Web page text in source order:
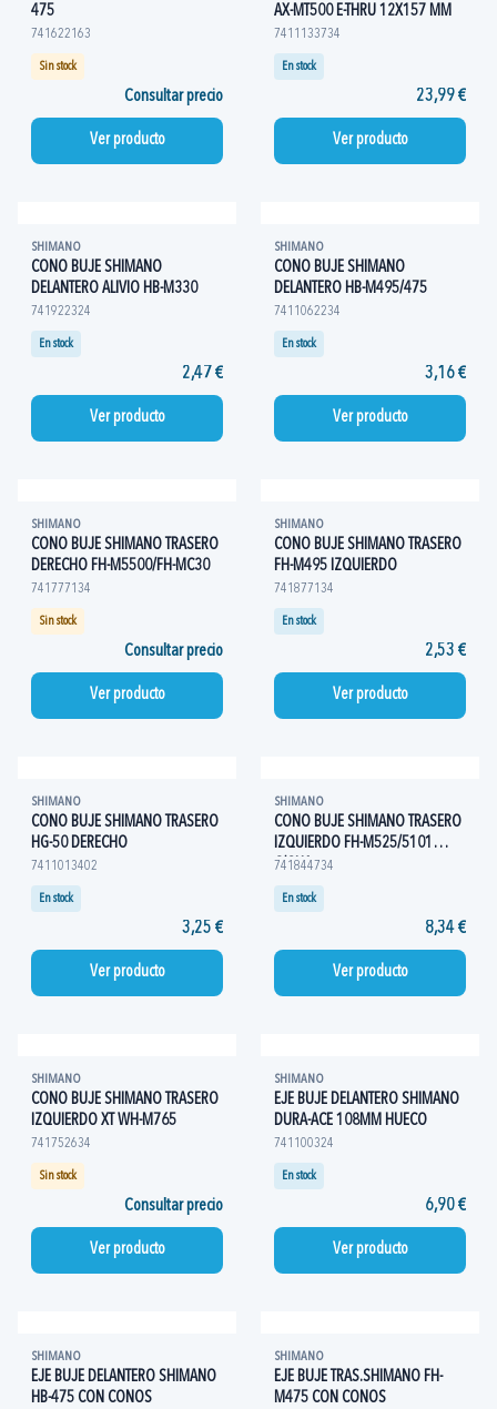
475
741622163
Sin stock
Consultar precio
Ver producto
AX-MT500 E-THRU 12X157 MM
7411133734
En stock
23,99 €
Ver producto
SHIMANO
CONO BUJE SHIMANO
DELANTERO ALIVIO HB-M330
741922324
En stock
2,47 €
Ver producto
SHIMANO
CONO BUJE SHIMANO
DELANTERO HB-M495/475
7411062234
En stock
3,16 €
Ver producto
SHIMANO
CONO BUJE SHIMANO TRASERO
DERECHO FH-M5500/FH-MC30
741777134
Sin stock
Consultar precio
Ver producto
SHIMANO
CONO BUJE SHIMANO TRASERO
FH-M495 IZQUIERDO
741877134
En stock
2,53 €
Ver producto
SHIMANO
CONO BUJE SHIMANO TRASERO
HG-50 DERECHO
7411013402
En stock
3,25 €
Ver producto
SHIMANO
CONO BUJE SHIMANO TRASERO
IZQUIERDO FH-M525/5101
C/GUA
741844734
En stock
8,34 €
Ver producto
SHIMANO
CONO BUJE SHIMANO TRASERO
IZQUIERDO XT WH-M765
741752634
Sin stock
Consultar precio
Ver producto
SHIMANO
EJE BUJE DELANTERO SHIMANO
DURA-ACE 108MM HUECO
741100324
En stock
6,90 €
Ver producto
SHIMANO
EJE BUJE DELANTERO SHIMANO
HB-475 CON CONOS
SHIMANO
EJE BUJE TRAS.SHIMANO FH-
M475 CON CONOS